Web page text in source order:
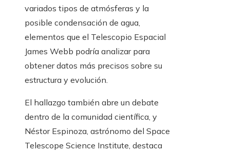
variados tipos de atmósferas y la
posible condensación de agua,
elementos que el Telescopio Espacial
James Webb podría analizar para
obtener datos más precisos sobre su
estructura y evolución.
El hallazgo también abre un debate
dentro de la comunidad científica, y
Néstor Espinoza, astrónomo del Space
Telescope Science Institute, destaca